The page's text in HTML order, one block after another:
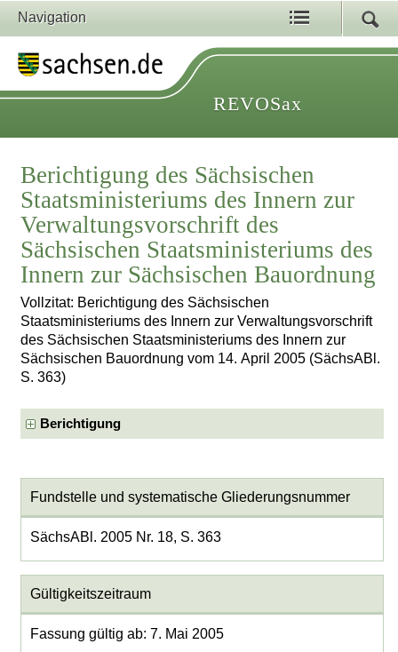
Navigation
REVOSax
Berichtigung des Sächsischen
Staatsministeriums des Innern zur
Verwaltungsvorschrift des
Sächsischen Staatsministeriums des
Innern zur Sächsischen Bauordnung
Vollzitat: Berichtigung des Sächsischen
Staatsministeriums des Innern zur Verwaltungsvorschrift
des Sächsischen Staatsministeriums des Innern zur
Sächsischen Bauordnung vom 14. April 2005 (SächsABl.
S. 363)
Berichtigung
Fundstelle und systematische Gliederungsnummer
SächsABl. 2005 Nr. 18, S. 363
Gültigkeitszeitraum
Fassung gültig ab: 7. Mai 2005